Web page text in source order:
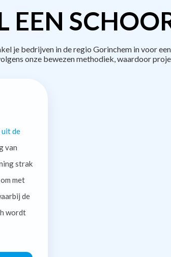
EEN
je bedrijven in de regio Gorinchem in voor
onze bewezen methodiek, waardoor
uit de
van
strak
met
de
wordt